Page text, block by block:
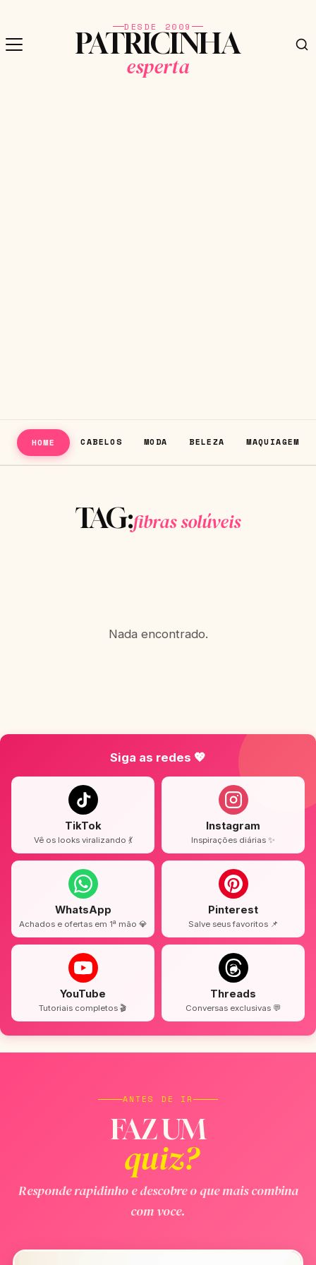
DESDE 2009
PATRICINHA
esperta
HOME CABELOS MODA BELEZA MAQUIAGEM
TAG:fibras solúveis
Nada encontrado.
Siga as redes 💖
TikTok
Vê os looks viralizando 💃
Instagram
Inspirações diárias ✨
WhatsApp
Achados e ofertas em 1ª mão 💎
Pinterest
Salve seus favoritos 📌
YouTube
Tutoriais completos 🎬
Threads
Conversas exclusivas 💬
ANTES DE IR
FAZ UM
quiz?
Responde rapidinho e descobre o que mais combina
com voce.